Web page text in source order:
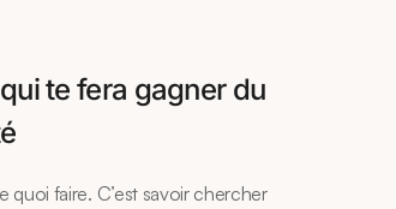
te fera gagner du
quoi faire. C’est savoir chercher